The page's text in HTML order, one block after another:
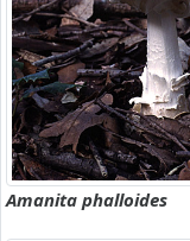
Amanita phalloides